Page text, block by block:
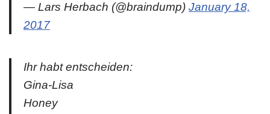
— Lars Herbach (@braindump) January 18,
2017
Ihr habt entscheiden:
Gina-Lisa
Honey